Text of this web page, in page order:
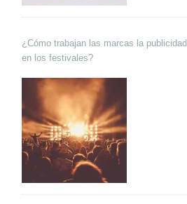
¿Cómo trabajan las marcas la publicidad
en los festivales?